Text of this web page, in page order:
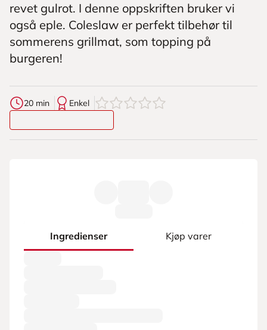
revet gulrot. I denne oppskriften bruker vi
også eple. Coleslaw er perfekt tilbehør til
sommerens grillmat, som topping på
burgeren!
20 min Enkel 0av5stjerner
Ingredienser Kjøp varer